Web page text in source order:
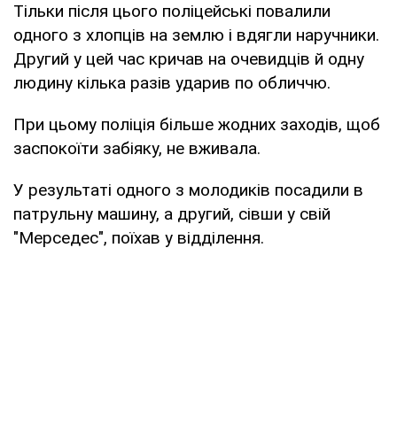
Тільки після цього поліцейські повалили
одного з хлопців на землю і вдягли наручники.
Другий у цей час кричав на очевидців й одну
людину кілька разів ударив по обличчю.
При цьому поліція більше жодних заходів, щоб
заспокоїти забіяку, не вживала.
У результаті одного з молодиків посадили в
патрульну машину, а другий, сівши у свій
"Мерседес", поїхав у відділення.